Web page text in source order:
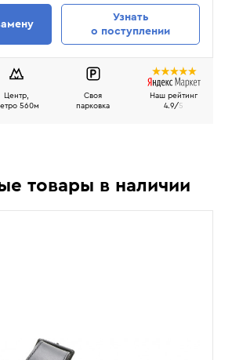
Узнать
о поступлении
Центр,
560м
Своя
парковка
Наш рейтинг
4.9/5
товары в наличии